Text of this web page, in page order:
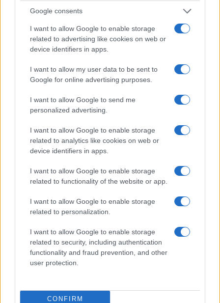
Google consents
I want to allow Google to enable storage
related to advertising like cookies on web or
device identifiers in apps.
I want to allow my user data to be sent to
Google for online advertising purposes.
I want to allow Google to send me
personalized advertising.
I want to allow Google to enable storage
related to analytics like cookies on web or
device identifiers in apps.
I want to allow Google to enable storage
related to functionality of the website or app.
I want to allow Google to enable storage
related to personalization.
I want to allow Google to enable storage
related to security, including authentication
functionality and fraud prevention, and other
user protection.
CONFIRM
Κορυφώνεται η έξοδος των αδειούχων του
Αυγούστου από τα λιμάνια της Αττικής
8/08/2026 - 9:47πμ
ΕΛΛΑΔΑ
Δυτική Αττική: Σε εξέλιξη οι αυτοψίες και οι
αποζημιώσεις μετά την καταστροφική φωτιά
8/08/2026 - 8:57πμ